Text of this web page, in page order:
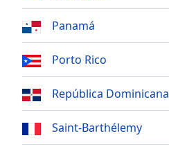
Color
Opacity
Color
Panamá
Porto Rico
República Dominicana
Saint-Barthélemy